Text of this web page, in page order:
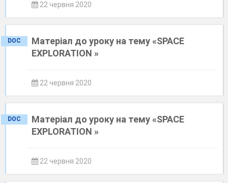
22 червня 2020
DOC
Матеріал до уроку на тему «SPACE
EXPLORATION »
22 червня 2020
DOC
Матеріал до уроку на тему «SPACE
EXPLORATION »
22 червня 2020